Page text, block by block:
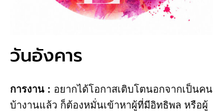
วันอังคาร
การงาน​ : อยากได้โอกาสเติบโตนอกจากเป็นคน
บ้างานแล้ว ก็ต้องหมั่นเข้าหาผู้ที่มีอิทธิพล หรือผู้